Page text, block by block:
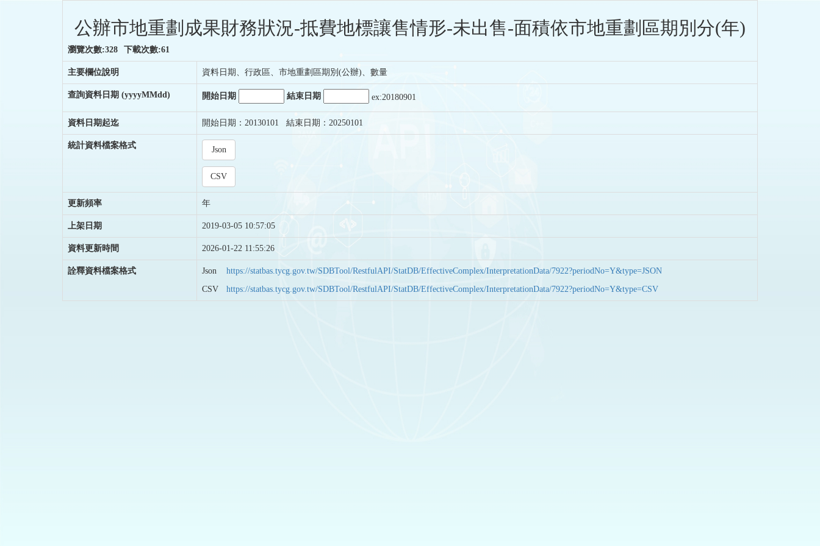
公辦市地重劃成果財務狀況-抵費地標讓售情形-未出售-面積依市地重劃區期別分(年)
瀏覽次數:328 下載次數:61
主要欄位說明 資料日期、行政區、市地重劃區期別(公辦)、數量
查詢資料日期 (yyyyMMdd) 開始日期 結束日期 ex:20180901
資料日期起迄 開始日期：20130101 結束日期：20250101
統計資料檔案格式 Json
CSV
更新頻率 年
上架日期 2019-03-05 10:57:05
資料更新時間 2026-01-22 11:55:26
詮釋資料檔案格式 Json
https://statbas.tycg.gov.tw/SDBTool/RestfulAPI/StatDB/EffectiveComplex/InterpretationData/7922?periodNo=Y&type=JSON
CSV
https://statbas.tycg.gov.tw/SDBTool/RestfulAPI/StatDB/EffectiveComplex/InterpretationData/7922?periodNo=Y&type=CSV